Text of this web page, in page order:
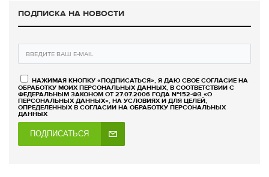
ПОДПИСКА НА НОВОСТИ
НАЖИМАЯ КНОПКУ «ПОДПИСАТЬСЯ», Я ДАЮ СВОЕ СОГЛАСИЕ НА
ОБРАБОТКУ МОИХ ПЕРСОНАЛЬНЫХ ДАННЫХ, В СООТВЕТСТВИИ С
ФЕДЕРАЛЬНЫМ ЗАКОНОМ ОТ 27.07.2006 ГОДА №152-ФЗ «О
ПЕРСОНАЛЬНЫХ ДАННЫХ», НА УСЛОВИЯХ И ДЛЯ ЦЕЛЕЙ,
ОПРЕДЕЛЕННЫХ В СОГЛАСИИ НА ОБРАБОТКУ ПЕРСОНАЛЬНЫХ
ДАННЫХ
ПОДПИСАТЬСЯ